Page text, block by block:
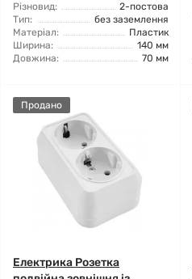
Різновид:
2-постова
Тип:
без заземлення
Матеріал:
Пластик
Ширина:
140 мм
Довжина:
70 мм
Продано
Електрика Розетка